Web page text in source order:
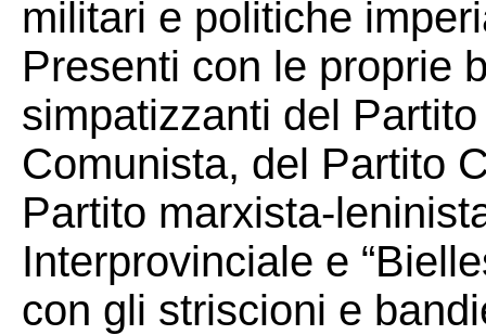
militari e politiche
Presenti con le proprie
simpatizzanti del
Comunista, del Partito
Partito marxista-
Interprovinciale e
con gli striscioni e